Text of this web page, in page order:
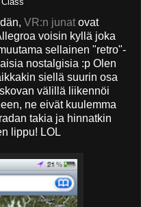
VR:n junat ovat
voisin kyllä joka
sellainen "retro"-
nostalgisia :p Olen
siellä suurin osa
välillä liikennöi
ne eivät kuulemma
takia ja hinnatkin
lippu! LOL